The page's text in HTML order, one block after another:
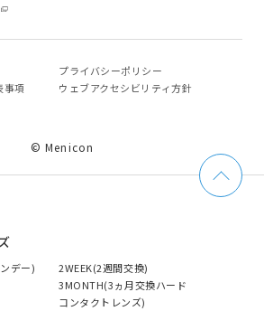
プライバシーポリシー
事項
ウェブアクセシビリティ方針
© Menicon
デー)
2WEEK(2週間交換)
3MONTH(3ヵ月交換ハード
コンタクトレンズ)